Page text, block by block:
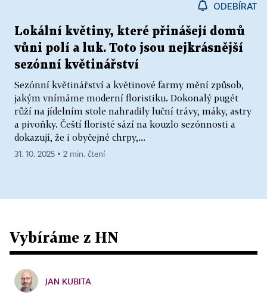
ODEBÍRAT
Lokální květiny, které přinášejí domů
vůni polí a luk. Toto jsou nejkrásnější
sezónní květinářství
Sezónní květinářství a květinové farmy mění způsob,
jakým vnímáme moderní floristiku. Dokonalý pugét
růží na jídelním stole nahradily luční trávy, máky, astry
a pivoňky. Čeští floristé sází na kouzlo sezónnosti a
dokazují, že i obyčejné chrpy,...
31. 10. 2025 ▪ 2 min. čtení
Vybíráme z HN
JAN KUBITA